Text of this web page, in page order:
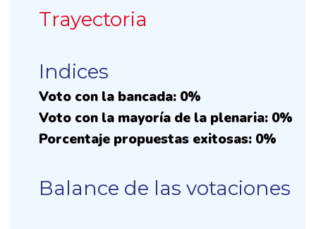
Trayectoria
Indices
Voto con la bancada: 0%
Voto con la mayoría de la plenaria: 0%
Porcentaje propuestas exitosas: 0%
Balance de las votaciones